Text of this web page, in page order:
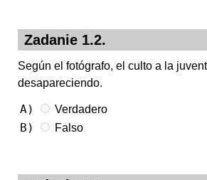
Zadanie 1.2.
Según el fotógrafo, el culto a la
desapareciendo.
A) Verdadero
B) Falso